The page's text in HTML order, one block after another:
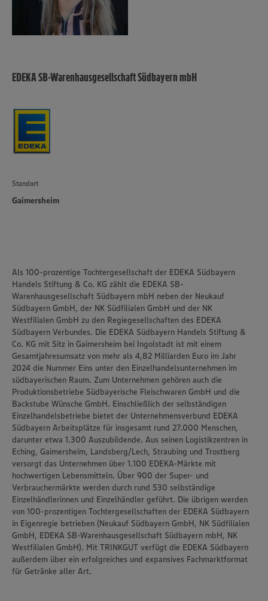
EDEKA SB-Warenhausgesellschaft Südbayern mbH
Standort
Gaimersheim
Als 100-prozentige Tochtergesellschaft der EDEKA Südbayern
Handels Stiftung & Co. KG zählt die EDEKA SB-
Warenhausgesellschaft Südbayern mbH neben der Neukauf
Südbayern GmbH, der NK Südfilialen GmbH und der NK
Westfilialen GmbH zu den Regiegesellschaften des EDEKA
Südbayern Verbundes. Die EDEKA Südbayern Handels Stiftung &
Co. KG mit Sitz in Gaimersheim bei Ingolstadt ist mit einem
Gesamtjahresumsatz von mehr als 4,82 Milliarden Euro im Jahr
2024 die Nummer Eins unter den Einzelhandelsunternehmen im
südbayerischen Raum. Zum Unternehmen gehören auch die
Produktionsbetriebe Südbayerische Fleischwaren GmbH und die
Backstube Wünsche GmbH. Einschließlich der selbständigen
Einzelhandelsbetriebe bietet der Unternehmensverbund EDEKA
Südbayern Arbeitsplätze für insgesamt rund 27.000 Menschen,
darunter etwa 1.300 Auszubildende. Aus seinen Logistikzentren in
Eching, Gaimersheim, Landsberg/Lech, Straubing und Trostberg
versorgt das Unternehmen über 1.100 EDEKA-Märkte mit
hochwertigen Lebensmitteln. Über 900 der Super- und
Verbrauchermärkte werden durch rund 530 selbständige
Einzelhändlerinnen und Einzelhändler geführt. Die übrigen werden
von 100-prozentigen Tochtergesellschaften der EDEKA Südbayern
in Eigenregie betrieben (Neukauf Südbayern GmbH, NK Südfilialen
GmbH, EDEKA SB-Warenhausgesellschaft Südbayern mbH, NK
Westfilialen GmbH). Mit TRINKGUT verfügt die EDEKA Südbayern
außerdem über ein erfolgreiches und expansives Fachmarktformat
für Getränke aller Art.